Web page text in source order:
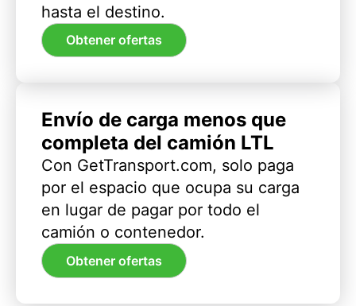
hasta el destino.
Obtener ofertas
Envío de carga menos que
completa del camión LTL
Con GetTransport.com, solo paga
por el espacio que ocupa su carga
en lugar de pagar por todo el
camión o contenedor.
Obtener ofertas